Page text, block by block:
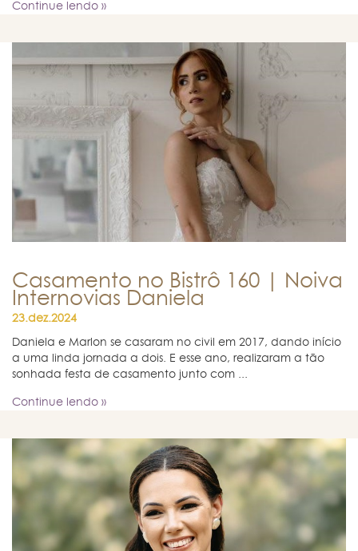
Continue lendo »
Casamento no Bistrô 160 | Noiva
Internovias Daniela
23.dez.2024
Daniela e Marlon se casaram no civil em 2017, dando início
a uma linda jornada a dois. E esse ano, realizaram a tão
sonhada festa de casamento junto com ...
Continue lendo »